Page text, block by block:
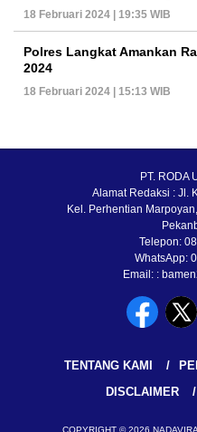
18 Februari 2024 | 19:35 WIB
Polres Langkat Amankan
2024
18 Februari 2024 | 15:13 WIB
PT. RODA
Alamat Redaksi : Jl.
Kel. Perhentian
Telepon:
WhatsApp:
Email: :
TENTANG KAMI
DISCLAIMER